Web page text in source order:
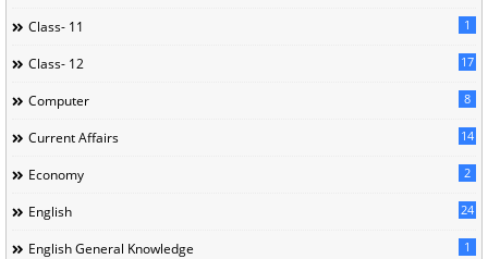
Class- 11 1
Class- 12 17
Computer 8
Current Affairs 14
Economy 2
English 24
English General Knowledge 1